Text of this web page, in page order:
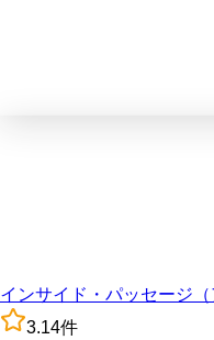
インサイド・パッセージ（
3.14件